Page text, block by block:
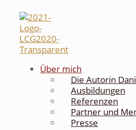
Über mich
Die Autorin
Ausbildungen
Referenzen
Partner und
Presse